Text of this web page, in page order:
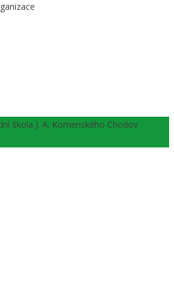
škola J. A. Komenského Chodov